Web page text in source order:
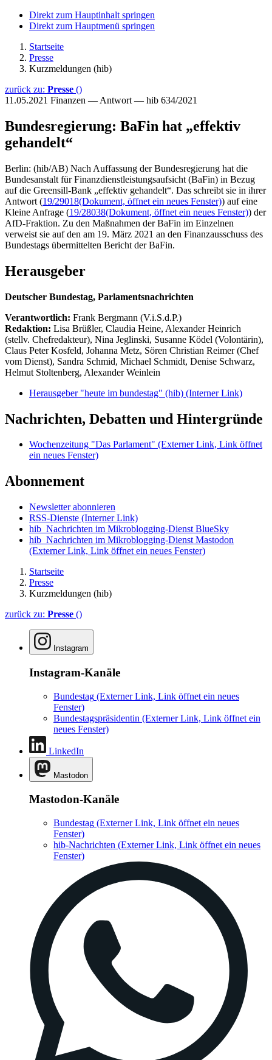
Direkt zum Hauptinhalt springen
Direkt zum Hauptmenü springen
Startseite
Presse
Kurzmeldungen (hib)
zurück zu: Presse ()
11.05.2021 Finanzen — Antwort — hib 634/2021
Bundesregierung: BaFin hat „effektiv
gehandelt“
Berlin: (hib/AB) Nach Auffassung der Bundesregierung hat die
Bundesanstalt für Finanzdienstleistungsaufsicht (BaFin) in Bezug
auf die Greensill-Bank „effektiv gehandelt“. Das schreibt sie in ihrer
Antwort (19/29018(Dokument, öffnet ein neues Fenster)) auf eine
Kleine Anfrage (19/28038(Dokument, öffnet ein neues Fenster)) der
AfD-Fraktion. Zu den Maßnahmen der BaFin im Einzelnen
verweist sie auf den am 19. März 2021 an den Finanzausschuss des
Bundestags übermittelten Bericht der BaFin.
Herausgeber
Deutscher Bundestag, Parlamentsnachrichten
Verantwortlich: Frank Bergmann (V.i.S.d.P.)
Redaktion: Lisa Brüßler, Claudia Heine, Alexander Heinrich
(stellv. Chefredakteur), Nina Jeglinski, Susanne Ködel (Volontärin),
Claus Peter Kosfeld, Johanna Metz, Sören Christian Reimer (Chef
vom Dienst), Sandra Schmid, Michael Schmidt, Denise Schwarz,
Helmut Stoltenberg, Alexander Weinlein
Herausgeber "heute im bundestag" (hib) (Interner Link)
Nachrichten, Debatten und Hintergründe
Wochenzeitung "Das Parlament" (Externer Link, Link öffnet
ein neues Fenster)
Abonnement
Newsletter abonnieren
RSS-Dienste (Interner Link)
hib_Nachrichten im Mikroblogging-Dienst BlueSky
hib_Nachrichten im Mikroblogging-Dienst Mastodon
(Externer Link, Link öffnet ein neues Fenster)
Startseite
Presse
Kurzmeldungen (hib)
zurück zu: Presse ()
Instagram
Instagram-Kanäle
Bundestag (Externer Link, Link öffnet ein neues
Fenster)
Bundestagspräsidentin (Externer Link, Link öffnet ein
neues Fenster)
LinkedIn
Mastodon
Mastodon-Kanäle
Bundestag (Externer Link, Link öffnet ein neues
Fenster)
hib-Nachrichten (Externer Link, Link öffnet ein neues
Fenster)